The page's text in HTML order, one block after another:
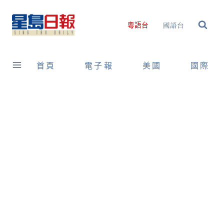
content
粵語台 國語台
首頁 電子報 美國 國際